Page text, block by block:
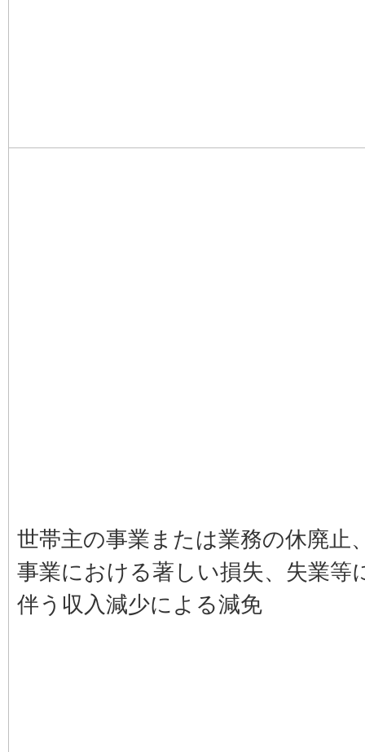
世帯主の事業または業務の休廃止
事業における著しい損失、失業等
伴う収入減少による減免